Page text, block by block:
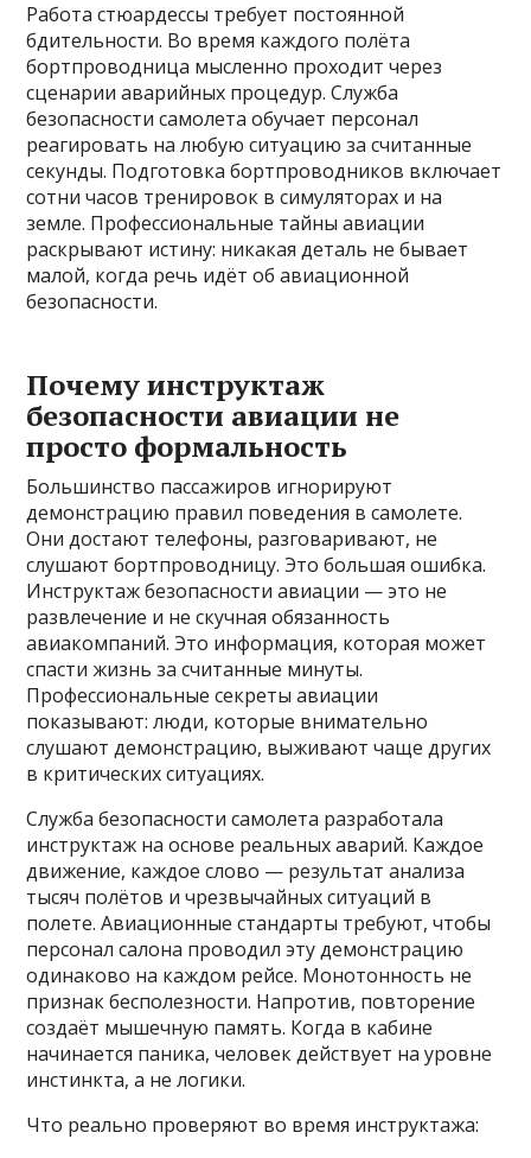
Работа стюардессы требует постоянной
бдительности. Во время каждого полёта
бортпроводница мысленно проходит через
сценарии аварийных процедур. Служба
безопасности самолета обучает персонал
реагировать на любую ситуацию за считанные
секунды. Подготовка бортпроводников включает
сотни часов тренировок в симуляторах и на
земле. Профессиональные тайны авиации
раскрывают истину: никакая деталь не бывает
малой, когда речь идёт об авиационной
безопасности.
Почему инструктаж
безопасности авиации не
просто формальность
Большинство пассажиров игнорируют
демонстрацию правил поведения в самолете.
Они достают телефоны, разговаривают, не
слушают бортпроводницу. Это большая ошибка.
Инструктаж безопасности авиации — это не
развлечение и не скучная обязанность
авиакомпаний. Это информация, которая может
спасти жизнь за считанные минуты.
Профессиональные секреты авиации
показывают: люди, которые внимательно
слушают демонстрацию, выживают чаще других
в критических ситуациях.
Служба безопасности самолета разработала
инструктаж на основе реальных аварий. Каждое
движение, каждое слово — результат анализа
тысяч полётов и чрезвычайных ситуаций в
полете. Авиационные стандарты требуют, чтобы
персонал салона проводил эту демонстрацию
одинаково на каждом рейсе. Монотонность не
признак бесполезности. Напротив, повторение
создаёт мышечную память. Когда в кабине
начинается паника, человек действует на уровне
инстинкта, а не логики.
Что реально проверяют во время инструктажа: